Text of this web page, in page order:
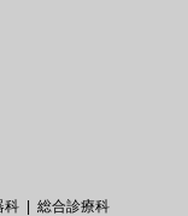
科
総合診療科